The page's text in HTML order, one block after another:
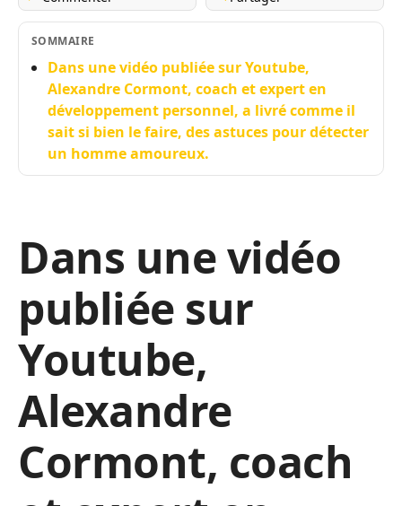
SOMMAIRE
Dans une vidéo publiée sur Youtube,
Alexandre Cormont, coach et expert en
développement personnel, a livré comme il
sait si bien le faire, des astuces pour détecter
un homme amoureux.
Dans une vidéo
publiée sur
Youtube,
Alexandre
Cormont, coach